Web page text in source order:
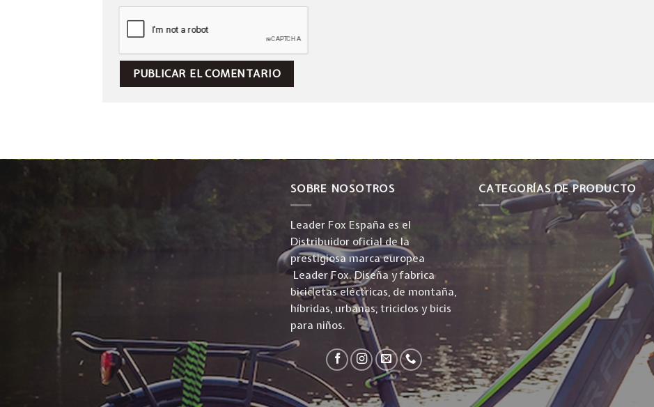
SOBRE NOSOTROS
Leader Fox España es el
Distribuidor oficial de la
prestigiosa marca europea
Leader Fox. Diseña y fabrica
bicicletas eléctricas, de montaña,
híbridas, urbanas, triciclos y bicis
para niños.
CATEGORÍAS DE PRODUCTO